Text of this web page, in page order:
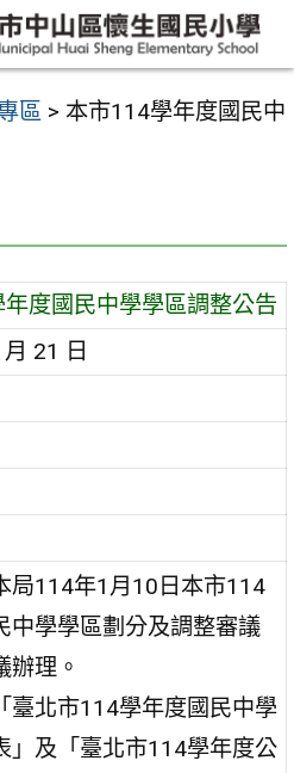
區 > 本市114學年度國民中
度國民中學學區調整公告
21 日
局114年1月10日本市114
中學學區劃分及調整審議
辦理。
臺北市114學年度國民中學
」及「臺北市114學年度公